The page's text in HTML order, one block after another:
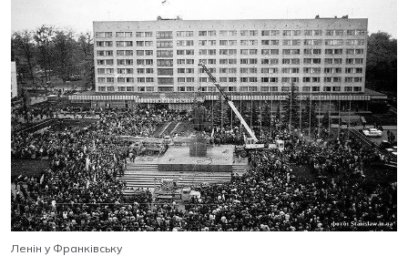
Ленін у Франківську